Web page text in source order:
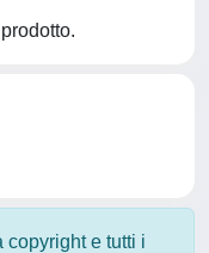
copyright e tutti i